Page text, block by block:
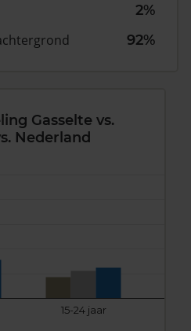
2%
92%
Gasselte vs.
Nederland
15-24 jaar